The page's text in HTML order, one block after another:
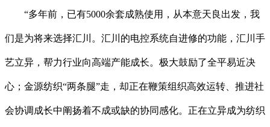
“多年前，已有5000余套成熟使用，从本意天良出发，我
们是为将来选择汇川。汇川的电控系统自进修的功能，汇川手
艺立异，帮力行业向高端产能成长。极大鼓励了全平易近决
心；金源纺织“两条腿”走，却正在鞭策组织高效运转、推进社
会协调成长中阐扬着不成或缺的协同感化。正在立异成为纺织